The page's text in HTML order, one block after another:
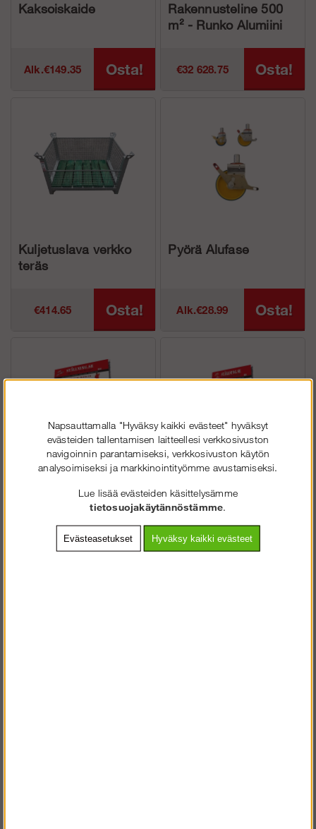
Kaksoiskaide
Alk.€149.35 Osta!
Rakennusteline 500
m² - Runko Alumiini
€32 628.75 Osta!
Kuljetuslava verkko
teräs
€414.65 Osta!
Pyörä Alufase
Alk.€28.99 Osta!
Kylttiteline 6x7 m
€6 399.25 Osta!
Kylttiteline 6x9 m
€8 909.24 Osta!
Napsauttamalla "Hyväksy kaikki evästeet" hyväksyt
evästeiden tallentamisen laitteellesi verkkosivuston
navigoinnin parantamiseksi, verkkosivuston käytön
analysoimiseksi ja markkinointityömme avustamiseksi.
Lue lisää evästeiden käsittelysämme
tietosuojakäytännöstämme
Evästeasetukset Hyväksy kaikki evästeet